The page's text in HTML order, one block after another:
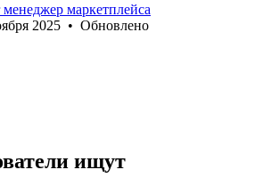
менеджер маркетплейса
2025 • Обновлено
ищут